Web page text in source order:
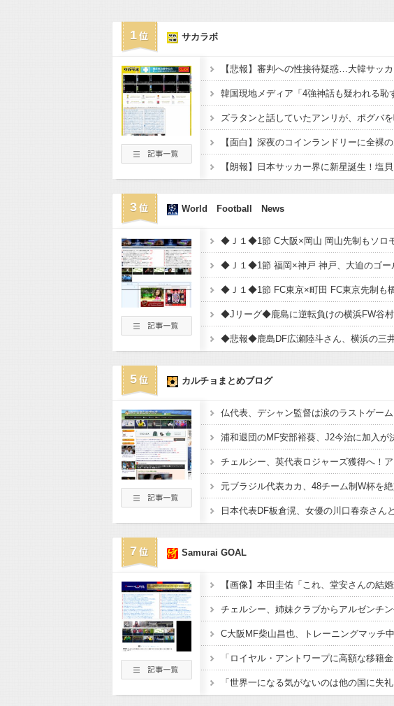
1 サカラボ
3 World Football News
5 カルチョまとめブログ
7 Samurai GOAL